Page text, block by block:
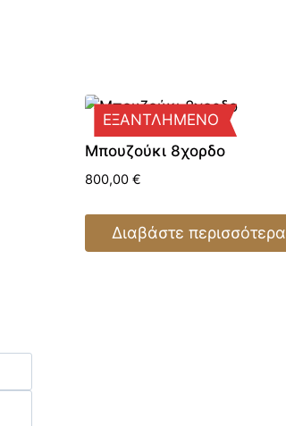
ΕΞΑΝΤΛΗΜΕΝΟ
Μπουζούκι 8χορδο
800,00€
Διαβάστε περισσότερα